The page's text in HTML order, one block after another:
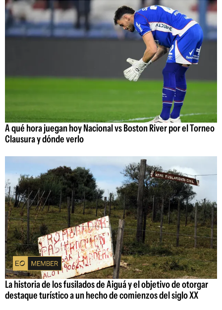
A qué hora juegan hoy Nacional vs Boston River por el Torneo
Clausura y dónde verlo
La historia de los fusilados de Aiguá y el objetivo de otorgar
destaque turístico a un hecho de comienzos del siglo XX